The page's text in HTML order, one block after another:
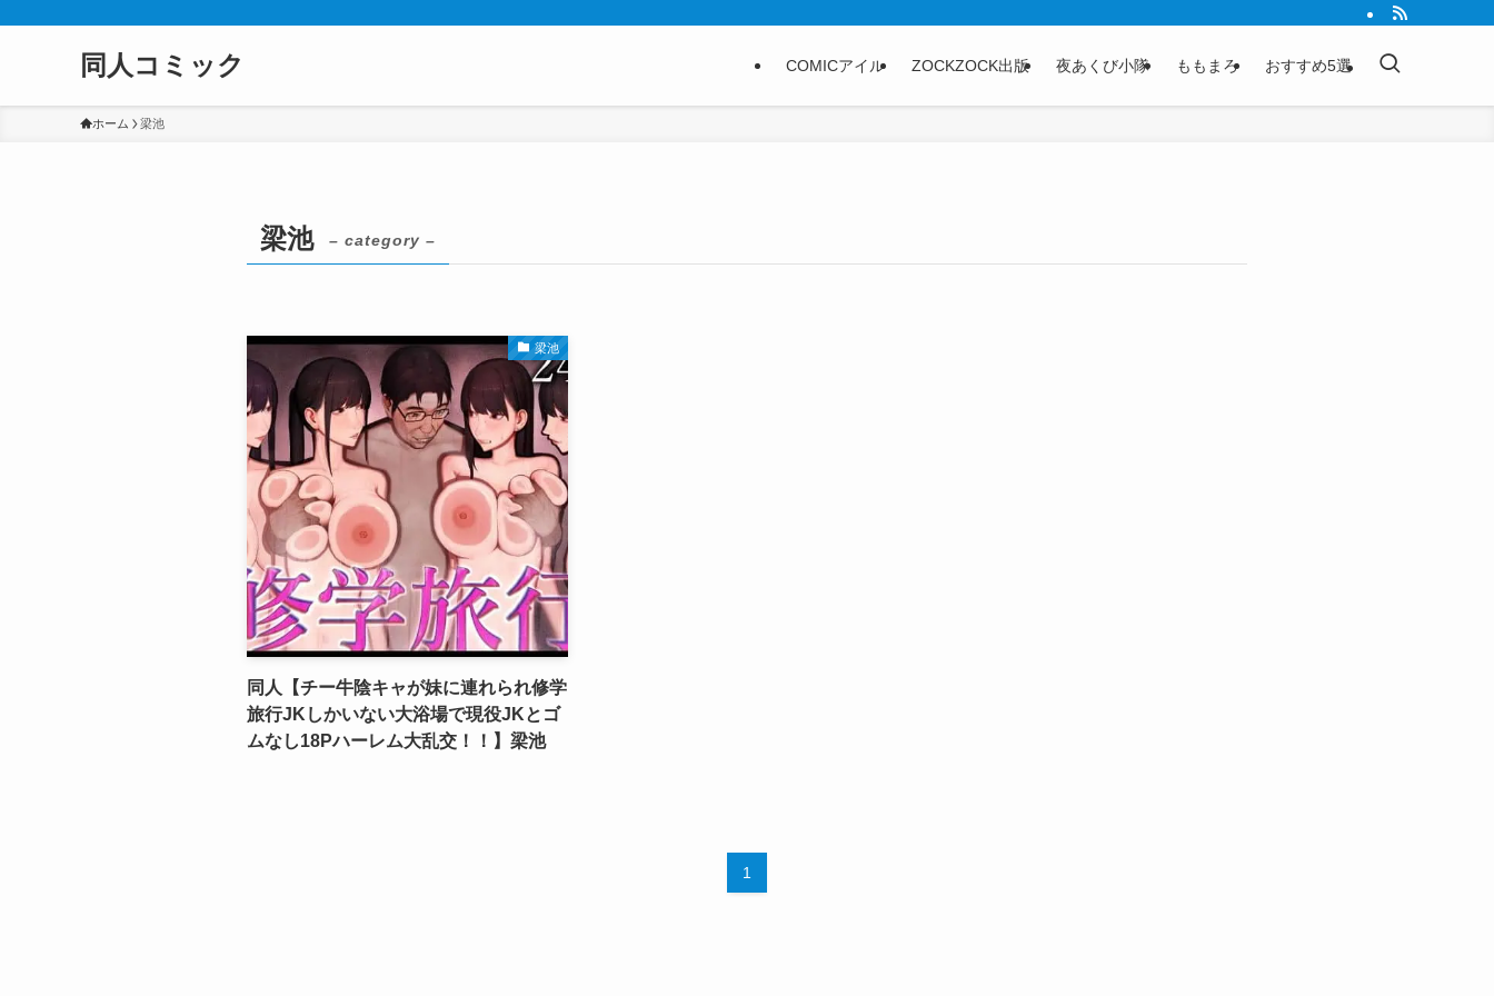
同人コミック COMICアイル ZOCKZOCK出版 夜あくび小隊 ももまろ おすすめ5選
ホーム 梁池
梁池 – category –
梁池
同人【チー牛陰キャが妹に連れられ修学
旅行JKしかいない大浴場で現役JKとゴ
ムなし18Pハーレム大乱交！！】梁池
1